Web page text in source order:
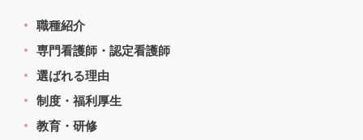
職種紹介
専門看護師・認定看護師
選ばれる理由
制度・福利厚生
教育・研修